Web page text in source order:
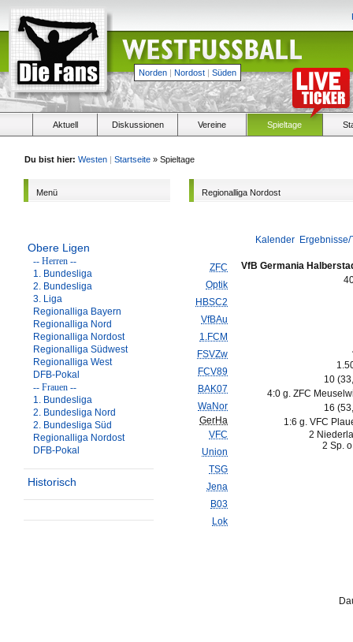
Norden | Nordost | Süden
Aktuell Diskussionen Vereine Spieltage
Du bist hier: Westen | Startseite » Spieltage
Menü
Obere Ligen
-- Herren --
1. Bundesliga
2. Bundesliga
3. Liga
Regionalliga Bayern
Regionalliga Nord
Regionalliga Nordost
Regionalliga Südwest
Regionalliga West
DFB-Pokal
-- Frauen --
1. Bundesliga
2. Bundesliga Nord
2. Bundesliga Süd
Regionalliga Nordost
DFB-Pokal
Historisch
Regionalliga Nordost
Kalender
ZFC
Optik
HBSC2
VfBAu
1.FCM
FSVZw
FCV89
BAK07
WaNor
GerHa
VFC
Union
TSG
Jena
B03
Lok
VfB Germania
10
4:0 g. ZFC
16
1:6 g. VFC
2
2 Sp.